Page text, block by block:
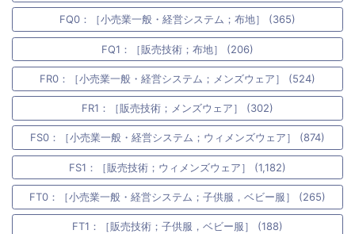
FQ0：［小売業一般・経営システム；布地］ (365)
FQ1：［販売技術；布地］ (206)
FR0：［小売業一般・経営システム；メンズウェア］ (524)
FR1：［販売技術；メンズウェア］ (302)
FS0：［小売業一般・経営システム；ウィメンズウェア］ (874)
FS1：［販売技術；ウィメンズウェア］ (1,182)
FT0：［小売業一般・経営システム；子供服，ベビー服］ (265)
FT1：［販売技術；子供服，ベビー服］ (188)